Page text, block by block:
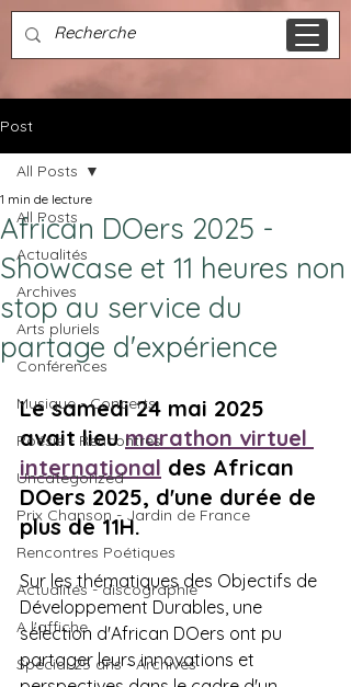
Post
All Posts
Actualités
Archives
Arts pluriels
Conférences
Musique - Concerts
Poésie - Rencontres
Uncategorized
Prix Chanson - Jardin de France
Rencontres Poétiques
Actualités - discographie
A l'affiche
Spécial 25 ans - Archives
All Posts
African DOers 2025 -
Showcase et 11 heures non
stop au service du
partage d'expérience
1 min de lecture
Le samedi 24 mai 2025
avait lieu marathon virtuel
international des African
DOers 2025, d'une durée de
plus de 11H.
Sur les thématiques des Objectifs de
Développement Durables, une
sélection d'African DOers ont pu
partager leurs innovations et